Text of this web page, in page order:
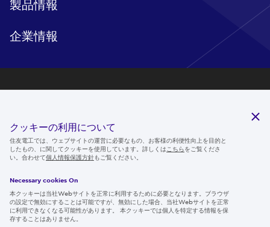
製品情報
企業情報
ニュースルーム
IR情報
採用情報
クッキーの利用について
住友電工では、ウェブサイトの運営に必要なもの、お客様の利便性向上を目的と
したもの、に関してクッキーを使用しています。詳しくは こちらをご覧くださ
い。合わせて個人情報保護方針もご覧ください。
Necessary cookies On
本クッキーは当社Webサイトを正常に利用するために必要となります。ブラウザ
の設定で無効にすることは可能ですが、無効にした場合、当社Webサイトを正常
に利用できなくなる可能性があります。 本クッキーでは個人を特定する情報を保
存することはありません。